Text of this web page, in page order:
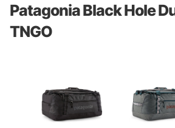
Patagonia Black Hole
TNGO